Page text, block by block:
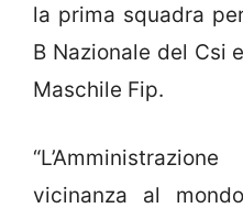
la prima squadra
B Nazionale del Csi
Maschile Fip.
vicinanza al